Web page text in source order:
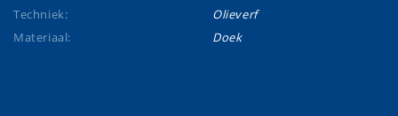
Techniek:
Olieverf
Materiaal:
Doek